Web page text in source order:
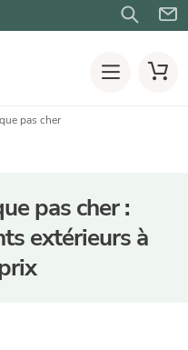
pas cher
pas cher :
extérieurs à